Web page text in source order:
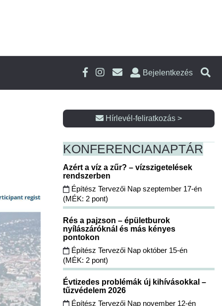
Bejelentkezés
Hírlevél-feliratkozás >
KONFERENCIANAPTÁR
Azért a víz a zűr? – vízszigetelések
rendszerben
Építész Tervezői Nap szeptember 17-én
(MÉK: 2 pont)
Rés a pajzson – épületburok
nyílászáróknál és más kényes
pontokon
Építész Tervezői Nap október 15-én
(MÉK: 2 pont)
Évtizedes problémák új kihívásokkal –
tűzvédelem 2026
Építész Tervezői Nap november 12-én